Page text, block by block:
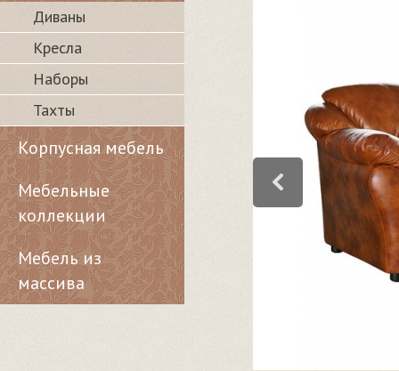
Диваны
Кресла
Наборы
Тахты
Корпусная мебель
Мебельные
коллекции
Мебель из
массива